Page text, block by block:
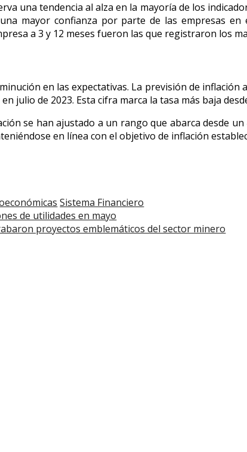
una tendencia al alza en la mayoría de los
mayor confianza por parte de las empresas en
a 3 y 12 meses fueron las que registraron los
en las expectativas. La previsión de
julio de 2023. Esta cifra marca la tasa más baja
se han ajustado a un rango que abarca desde
en línea con el objetivo de inflación
Sistema Financiero
de utilidades en mayo
proyectos emblemáticos del sector minero